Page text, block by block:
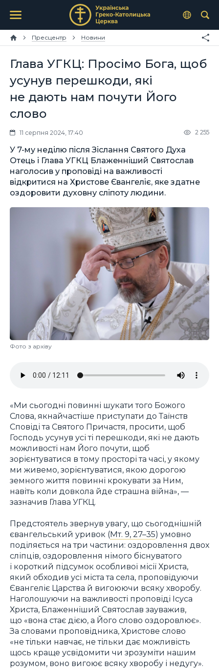
Пресцентр Новини
Глава УГКЦ: Просімо Бога, щоб
усунув перешкоди, які
не дають нам почути Його
слово
11 серпня 2024, 17:40 2 255
У 7-му неділю після Зіслання Святого Духа
Отець і Глава УГКЦ Блаженніший Святослав
наголосив у проповіді на важливості
відкритися на Христове Євангеліє, яке здатне
оздоровити духовну сліпоту людини.
Фото з архіву
«Ми сьогодні повинні шукати того Божого
Слова, якнайчастіше приступати до Таїнств
Сповіді та Святого Причастя, просити, щоб
Господь усунув усі ті перешкоди, які не дають
можливості нам Його почути, щоб
зорієнтуватися в тому просторі та часі, у якому
ми живемо, зорієнтуватися, якою дорогою
земного життя повинні крокувати за Ним,
навіть коли довкола йде страшна війна», —
зазначив Глава УГКЦ.
Предстоятель звернув увагу, що сьогоднішній
євангельський уривок (Мт. 9, 27–35) умовно
поділяється на три частини: оздоровлення двох
сліпців, оздоровлення німого біснуватого
і короткий підсумок особливої місії Христа,
який обходив усі міста та села, проповідуючи
Євангеліє Царства й вигоюючи всяку хворобу.
Наголошуючи на важливості проповіді Ісуса
Христа, Блаженніший Святослав зауважив,
що «вона стає дією, а Його слово оздоровлює».
За словами проповідника, Христове слово
«не тільки навчає, не тільки дає можливість
щось краще усвідомити чи зрозуміти нашим
розумом, воно вигоює всяку хворобу і недугу».